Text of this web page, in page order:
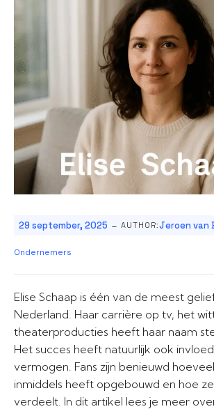
29 september, 2025 - AUTHOR:Jeroen van
Ondernemers
Elise Schaap is één van de meest
Nederland. Haar carrière op tv, het
theaterproducties heeft haar naam
Het succes heeft natuurlijk ook
vermogen. Fans zijn benieuwd
inmiddels heeft opgebouwd en hoe
verdeelt. In dit artikel lees je meer